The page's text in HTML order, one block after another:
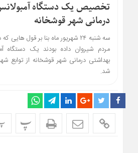
تخصیص یک دستگاه
درمانی شهر قوشخانه
سه شنبه ۲۴ شهریور ماه بنا بر قول
مردم شیروان داده بودند یک دستگاه
بهداشتی درمانی شهر قوشخانه از توابع
شد.
پ